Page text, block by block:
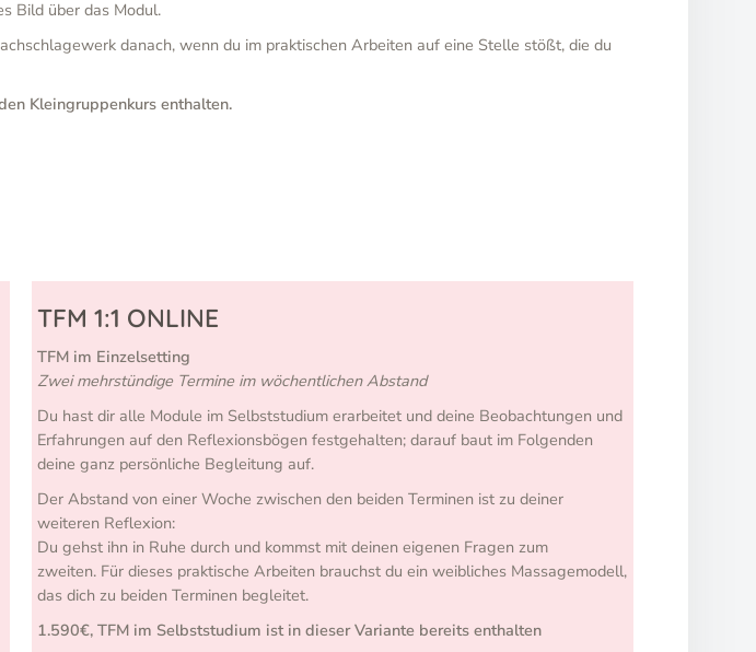
Bild über das Modul.
danach, wenn du im praktischen Arbeiten auf eine Stelle stößt, die du
Kleingruppenkurs enthalten.
TFM 1:1 ONLINE
TFM im Einzelsetting
Zwei mehrstündige Termine im wöchentlichen Abstand
Du hast dir alle Module im Selbststudium erarbeitet und deine Beobachtungen und
Erfahrungen auf den Reflexionsbögen festgehalten; darauf baut im Folgenden
deine ganz persönliche Begleitung auf.
Der Abstand von einer Woche zwischen den beiden Terminen ist zu deiner
weiteren Reflexion:
Du gehst ihn in Ruhe durch und kommst mit deinen eigenen Fragen zum
zweiten. Für dieses praktische Arbeiten brauchst du ein weibliches Massagemodell,
das dich zu beiden Terminen begleitet.
1.590€, TFM im Selbststudium ist in dieser Variante bereits enthalten